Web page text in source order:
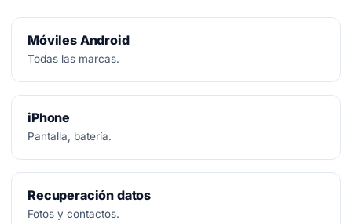
Móviles Android
Todas las marcas.
iPhone
Pantalla, batería.
Recuperación datos
Fotos y contactos.